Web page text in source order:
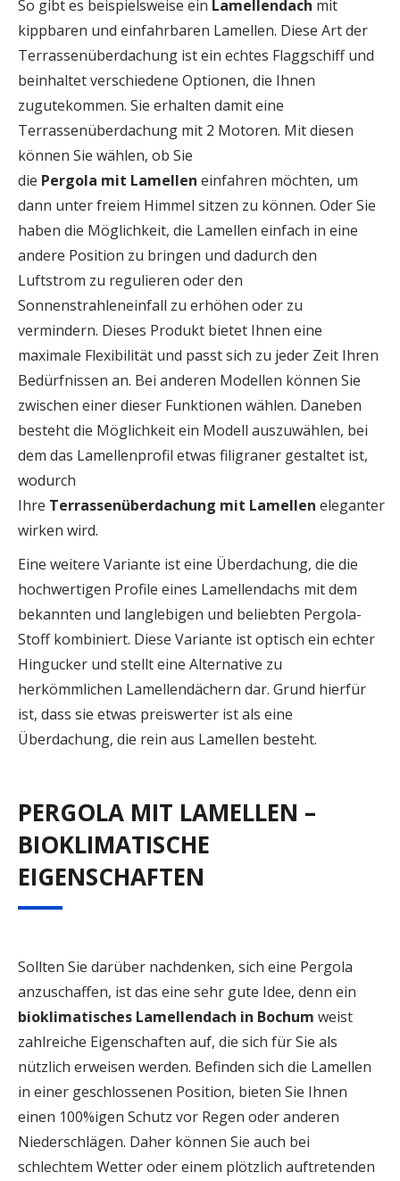
So gibt es beispielsweise ein Lamellendach mit
kippbaren und einfahrbaren Lamellen. Diese Art der
Terrassenüberdachung ist ein echtes Flaggschiff und
beinhaltet verschiedene Optionen, die Ihnen
zugutekommen. Sie erhalten damit eine
Terrassenüberdachung mit 2 Motoren. Mit diesen
können Sie wählen, ob Sie
die Pergola mit Lamellen einfahren möchten, um
dann unter freiem Himmel sitzen zu können. Oder Sie
haben die Möglichkeit, die Lamellen einfach in eine
andere Position zu bringen und dadurch den
Luftstrom zu regulieren oder den
Sonnenstrahleneinfall zu erhöhen oder zu
vermindern. Dieses Produkt bietet Ihnen eine
maximale Flexibilität und passt sich zu jeder Zeit Ihren
Bedürfnissen an. Bei anderen Modellen können Sie
zwischen einer dieser Funktionen wählen. Daneben
besteht die Möglichkeit ein Modell auszuwählen, bei
dem das Lamellenprofil etwas filigraner gestaltet ist,
wodurch
Ihre Terrassenüberdachung mit Lamellen eleganter
wirken wird.
Eine weitere Variante ist eine Überdachung, die die
hochwertigen Profile eines Lamellendachs mit dem
bekannten und langlebigen und beliebten Pergola-
Stoff kombiniert. Diese Variante ist optisch ein echter
Hingucker und stellt eine Alternative zu
herkömmlichen Lamellendächern dar. Grund hierfür
ist, dass sie etwas preiswerter ist als eine
Überdachung, die rein aus Lamellen besteht.
PERGOLA MIT LAMELLEN –
BIOKLIMATISCHE
EIGENSCHAFTEN
Sollten Sie darüber nachdenken, sich eine Pergola
anzuschaffen, ist das eine sehr gute Idee, denn ein
bioklimatisches Lamellendach in Bochum weist
zahlreiche Eigenschaften auf, die sich für Sie als
nützlich erweisen werden. Befinden sich die Lamellen
in einer geschlossenen Position, bieten Sie Ihnen
einen 100%igen Schutz vor Regen oder anderen
Niederschlägen. Daher können Sie auch bei
schlechtem Wetter oder einem plötzlich auftretenden